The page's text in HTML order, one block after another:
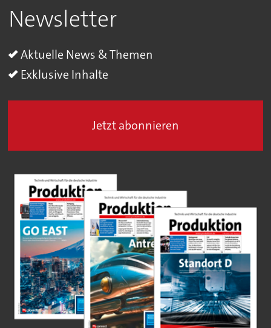
Newsletter
Aktuelle News & Themen
Exklusive Inhalte
Jetzt abonnieren